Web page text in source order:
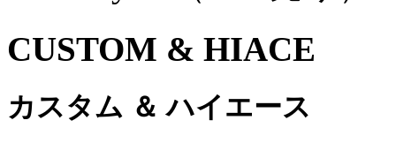
CUSTOM & HIACE
カスタム ＆ ハイエース